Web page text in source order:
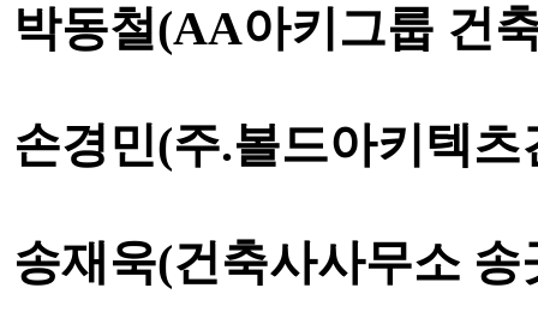
박동철 (AA아키그룹 건
손경민(주.볼드아키텍
송재욱(건축사사무소 송